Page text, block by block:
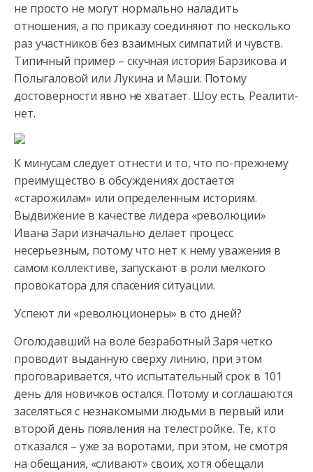
не просто не могут нормально наладить
отношения, а по приказу соединяют по несколько
раз участников без взаимных симпатий и чувств.
Типичный пример – скучная история Барзикова и
Полыгаловой или Лукина и Маши. Потому
достоверности явно не хватает. Шоу есть. Реалити-
нет.
К минусам следует отнести и то, что по-прежнему
преимущество в обсуждениях достается
«старожилам» или определенным историям.
Выдвижение в качестве лидера «революции»
Ивана Зари изначально делает процесс
несерьезным, потому что нет к нему уважения в
самом коллективе, запускают в роли мелкого
провокатора для спасения ситуации.
Успеют ли «революционеры» в сто дней?
Оголодавший на воле безработный Заря четко
проводит выданную сверху линию, при этом
проговаривается, что испытательный срок в 101
день для новичков остался. Потому и соглашаются
заселяться с незнакомыми людьми в первый или
второй день появления на телестройке. Те, кто
отказался – уже за воротами, при этом, не смотря
на обещания, «сливают» своих, хотя обещали